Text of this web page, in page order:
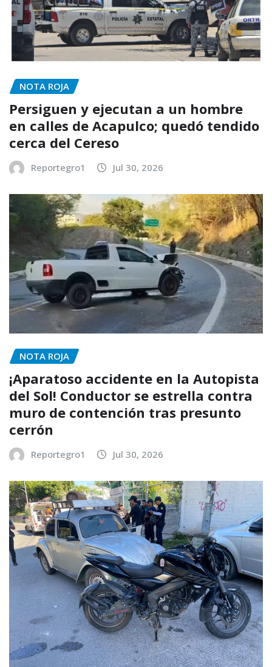
NOTA ROJA
Persiguen y ejecutan a un hombre
en calles de Acapulco; quedó tendido
cerca del Cereso
Reportegro1 Jul 30, 2026
NOTA ROJA
¡Aparatoso accidente en la Autopista
del Sol! Conductor se estrella contra
muro de contención tras presunto
cerrón
Reportegro1 Jul 30, 2026